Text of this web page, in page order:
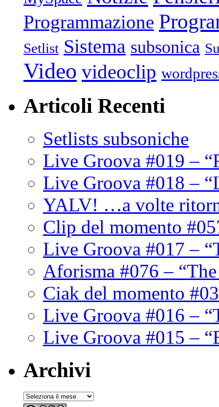
Programmazione
Setlist Sistema subsonica
Video videoclip
Articoli Recenti
Setlists subsoniche
Live Groova #019 –
Live Groova #018 –
YALV! …a volte
Clip del momento
Live Groova #017 –
Aforisma #076 –
Ciak del momento
Live Groova #016 –
Live Groova #015 –
Archivi
Archivi